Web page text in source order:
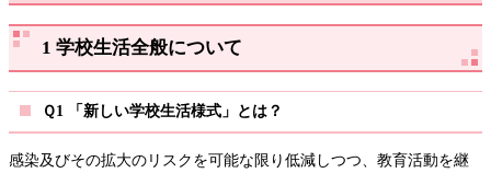
1 学校生活全般について
Ｑ1 「新しい学校生活様式」とは？
感染及びその拡大のリスクを可能な限り低減しつつ、教育活動を継